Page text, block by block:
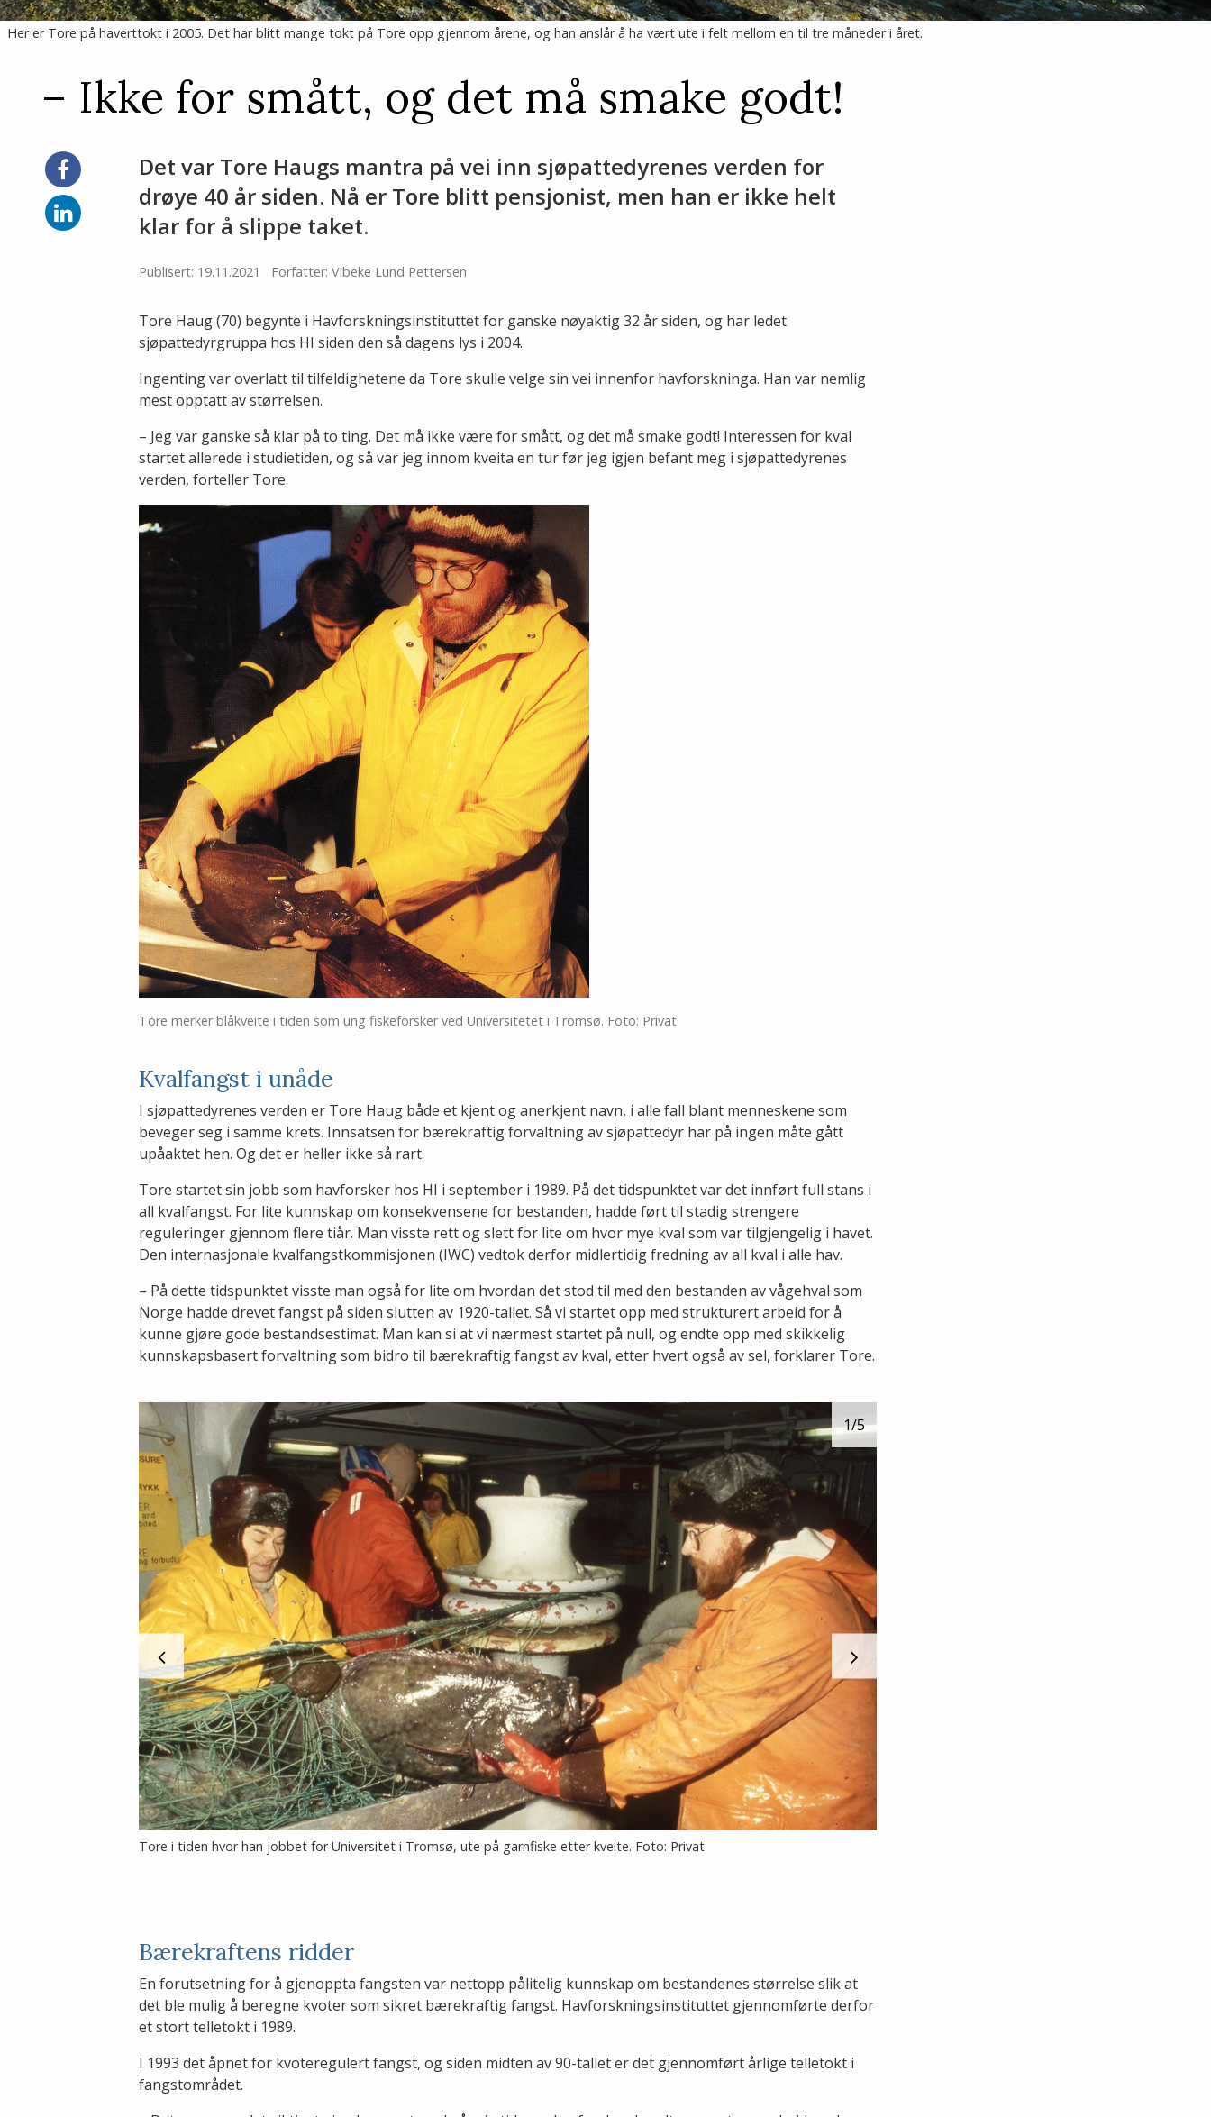
Her er Tore på haverttokt i 2005. Det har blitt mange tokt på Tore opp gjennom årene, og han anslår å ha vært ute i felt mellom en til tre måneder i året.
– Ikke for smått, og det må smake godt!
Del
på
Facebook
Del
på
Det var Tore Haugs mantra på vei inn sjøpattedyrenes verden for
drøye 40 år siden. Nå er Tore blitt pensjonist, men han er ikke helt
klar for å slippe taket.
Publisert: 19.11.2021 Forfatter: Vibeke Lund Pettersen
Tore Haug (70) begynte i Havforskningsinstituttet for ganske nøyaktig 32 år siden, og har ledet
sjøpattedyrgruppa hos HI siden den så dagens lys i 2004.
Ingenting var overlatt til tilfeldighetene da Tore skulle velge sin vei innenfor havforskninga. Han var nemlig
mest opptatt av størrelsen.
– Jeg var ganske så klar på to ting. Det må ikke være for smått, og det må smake godt! Interessen for kval
startet allerede i studietiden, og så var jeg innom kveita en tur før jeg igjen befant meg i sjøpattedyrenes
verden, forteller Tore.
Tore merker blåkveite i tiden som ung fiskeforsker ved Universitetet i Tromsø. Foto: Privat
Kvalfangst i unåde
I sjøpattedyrenes verden er Tore Haug både et kjent og anerkjent navn, i alle fall blant menneskene som
beveger seg i samme krets. Innsatsen for bærekraftig forvaltning av sjøpattedyr har på ingen måte gått
upåaktet hen. Og det er heller ikke så rart.
Tore startet sin jobb som havforsker hos HI i september i 1989. På det tidspunktet var det innført full stans i
all kvalfangst. For lite kunnskap om konsekvensene for bestanden, hadde ført til stadig strengere
reguleringer gjennom flere tiår. Man visste rett og slett for lite om hvor mye kval som var tilgjengelig i havet.
Den internasjonale kvalfangstkommisjonen (IWC) vedtok derfor midlertidig fredning av all kval i alle hav.
– På dette tidspunktet visste man også for lite om hvordan det stod til med den bestanden av vågehval som
Norge hadde drevet fangst på siden slutten av 1920-tallet. Så vi startet opp med strukturert arbeid for å
kunne gjøre gode bestandsestimat. Man kan si at vi nærmest startet på null, og endte opp med skikkelig
kunnskapsbasert forvaltning som bidro til bærekraftig fangst av kval, etter hvert også av sel, forklarer Tore.
Tore i tiden hvor han jobbet for Universitet i Tromsø, ute på garnfiske etter kveite. Foto: Privat
1/5
Bærekraftens ridder
En forutsetning for å gjenoppta fangsten var nettopp pålitelig kunnskap om bestandenes størrelse slik at
det ble mulig å beregne kvoter som sikret bærekraftig fangst. Havforskningsinstituttet gjennomførte derfor
et stort telletokt i 1989.
I 1993 det åpnet for kvoteregulert fangst, og siden midten av 90-tallet er det gjennomført årlige telletokt i
fangstområdet.